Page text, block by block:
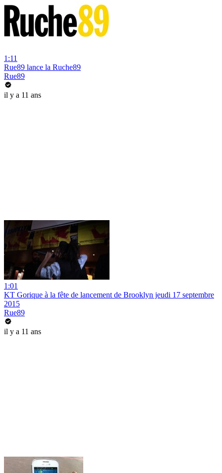
1:11
Rue89 lance la Ruche89
Rue89
il y a 11 ans
1:01
KT Gorique à la fête de lancement de Brooklyn jeudi 17 septembre
2015
Rue89
il y a 11 ans